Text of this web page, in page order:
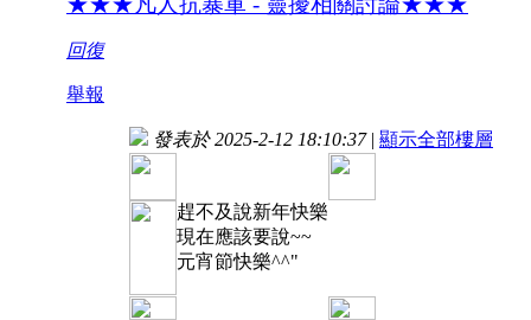
回復
舉報
發表於 2025-2-12 18:10:37 | 顯示全部樓層
趕不及說新年快樂
現在應該要說~~
元宵節快樂^^"